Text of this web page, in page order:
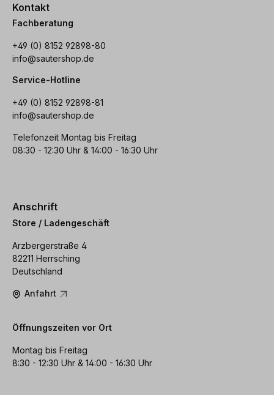
Kontakt
Fachberatung
+49 (0) 8152 92898-80
info@sautershop.de
Service-Hotline
+49 (0) 8152 92898-81
info@sautershop.de
Telefonzeit Montag bis Freitag
08:30 - 12:30 Uhr & 14:00 - 16:30 Uhr
Anschrift
Store / Ladengeschäft
Arzbergerstraße 4
82211 Herrsching
Deutschland
Anfahrt
Öffnungszeiten vor Ort
Montag bis Freitag
8:30 - 12:30 Uhr & 14:00 - 16:30 Uhr